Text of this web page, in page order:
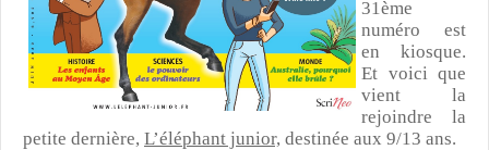
31ème
numéro est
en kiosque.
Et voici que
vient la
rejoindre la
petite dernière, L’éléphant junior, destinée aux 9/13 ans.